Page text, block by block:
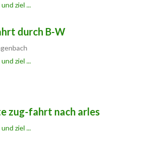
ziel ...
durch B-W
ziel ...
zug-fahrt nach arles
ziel ...